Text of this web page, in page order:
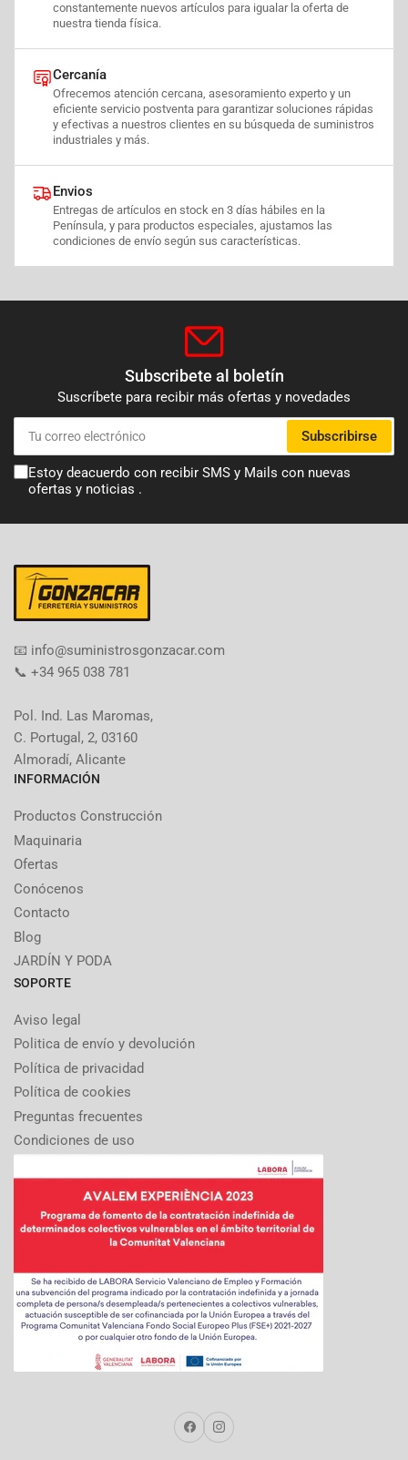
constantemente nuevos artículos para igualar la oferta de
nuestra tienda física.
Cercanía
Ofrecemos atención cercana, asesoramiento experto y un
eficiente servicio postventa para garantizar soluciones rápidas
y efectivas a nuestros clientes en su búsqueda de suministros
industriales y más.
Envios
Entregas de artículos en stock en 3 días hábiles en la
Península, y para productos especiales, ajustamos las
condiciones de envío según sus características.
Subscribete al boletín
Suscríbete para recibir más ofertas y novedades
Tu
correo
electrónico
Subscribirse
Estoy deacuerdo con recibir SMS y Mails con nuevas
ofertas y noticias .
​📧​ info@suministrosgonzacar.com
📞 +34 965 038 781
Pol. Ind. Las Maromas,
C. Portugal, 2, 03160
Almoradí, Alicante
INFORMACIÓN
Productos Construcción
Maquinaria
Ofertas
Conócenos
Contacto
Blog
JARDÍN Y PODA
SOPORTE
Aviso legal
Politica de envío y devolución
Política de privacidad
Política de cookies
Preguntas frecuentes
Condiciones de uso
FacebookInstagram